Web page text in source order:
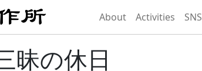
About Activities SNS
昧の休日